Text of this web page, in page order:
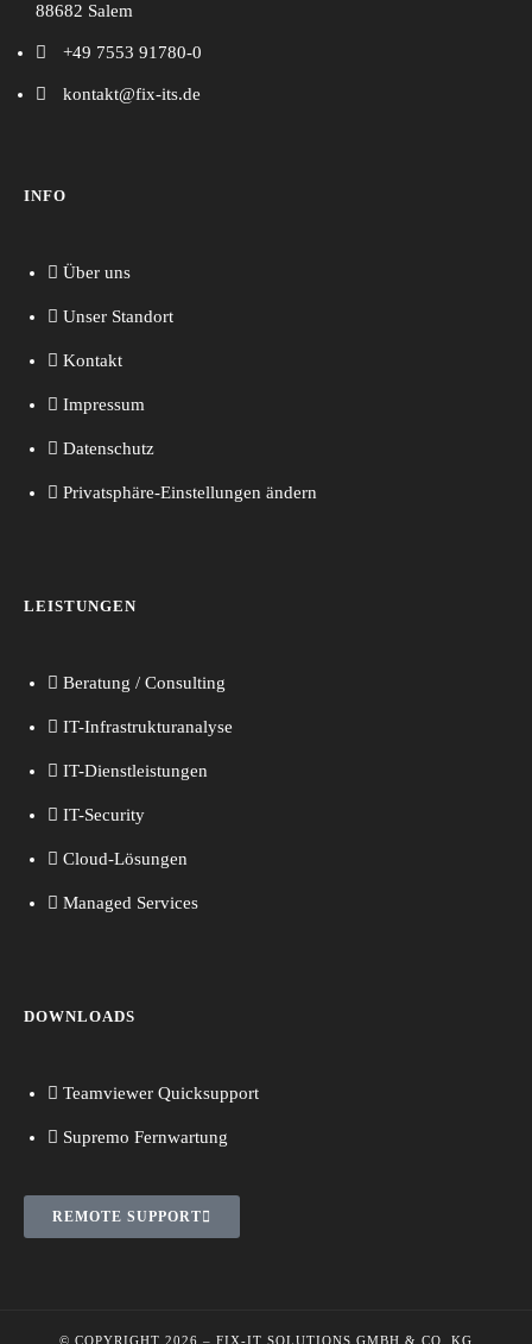
88682 Salem
+49 7553 91780-0
kontakt@fix-its.de
INFO
Über uns
Unser Standort
Kontakt
Impressum
Datenschutz
Privatsphäre-Einstellungen ändern
LEISTUNGEN
Beratung / Consulting
IT-Infrastrukturanalyse
IT-Dienstleistungen
IT-Security
Cloud-Lösungen
Managed Services
DOWNLOADS
Teamviewer Quicksupport
Supremo Fernwartung
REMOTE SUPPORT
© COPYRIGHT 2026 – FIX-IT SOLUTIONS GMBH & CO. KG